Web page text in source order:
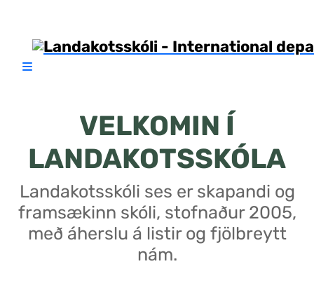
VELKOMIN Í
LANDAKOTSSKÓLA
Landakotsskóli ses er skapandi og
framsækinn skóli, stofnaður 2005,
með áherslu á listir og fjölbreytt
nám.